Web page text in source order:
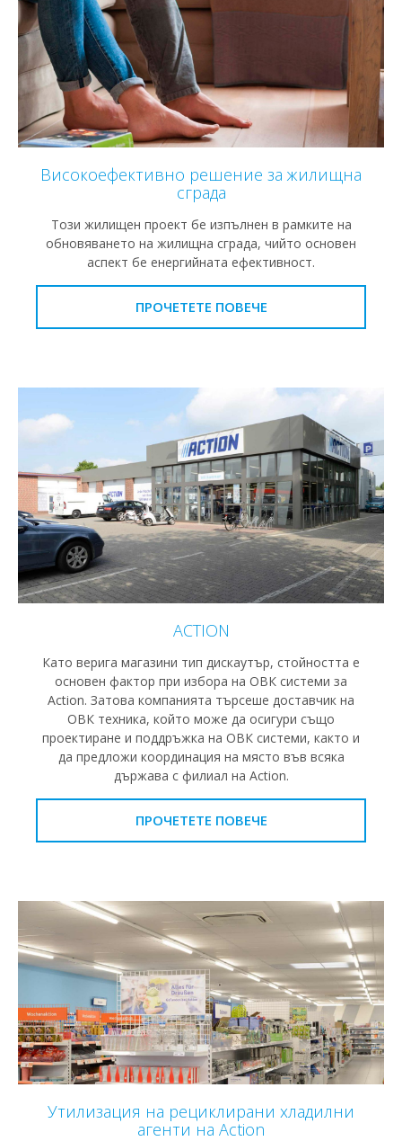
Високоефективно решение за жилищна
сграда
Този жилищен проект бе изпълнен в рамките на
обновяването на жилищна сграда, чийто основен
аспект бе енергийната ефективност.
ПРОЧЕТЕТЕ ПОВЕЧЕ
ACTION
Като верига магазини тип дискаутър, стойността е
основен фактор при избора на ОВК системи за
Action. Затова компанията търсеше доставчик на
ОВК техника, който може да осигури също
проектиране и поддръжка на ОВК системи, както и
да предложи координация на място във всяка
държава с филиал на Action.
ПРОЧЕТЕТЕ ПОВЕЧЕ
Утилизация на рециклирани хладилни
агенти на Action